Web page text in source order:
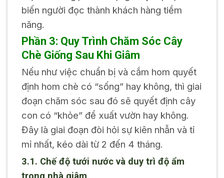
biến người đọc thành khách hàng tiềm
năng.
Phần 3: Quy Trình Chăm Sóc Cây
Chè Giống Sau Khi Giâm
Nếu như việc chuẩn bị và cắm hom quyết
định hom chè có “sống” hay không, thì giai
đoạn chăm sóc sau đó sẽ quyết định cây
con có “khỏe” để xuất vườn hay không.
Đây là giai đoạn đòi hỏi sự kiên nhẫn và tỉ
mỉ nhất, kéo dài từ 2 đến 4 tháng.
3.1. Chế độ tưới nước và duy trì độ ẩm
trong nhà giâm